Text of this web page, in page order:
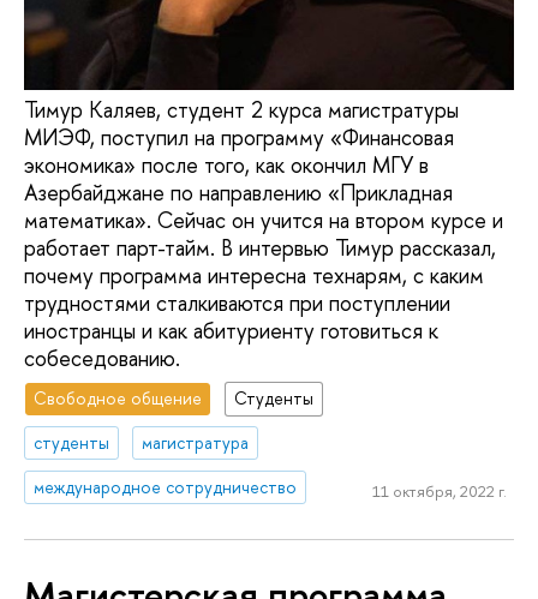
Тимур Каляев, студент 2 курса магистратуры
МИЭФ, поступил на программу «Финансовая
экономика» после того, как окончил МГУ в
Азербайджане по направлению «Прикладная
математика». Сейчас он учится на втором курсе и
работает парт-тайм. В интервью Тимур рассказал,
почему программа интересна технарям, с каким
трудностями сталкиваются при поступлении
иностранцы и как абитуриенту готовиться к
собеседованию.
Свободное общение
Студенты
студенты
магистратура
международное сотрудничество
11 октября, 2022 г.